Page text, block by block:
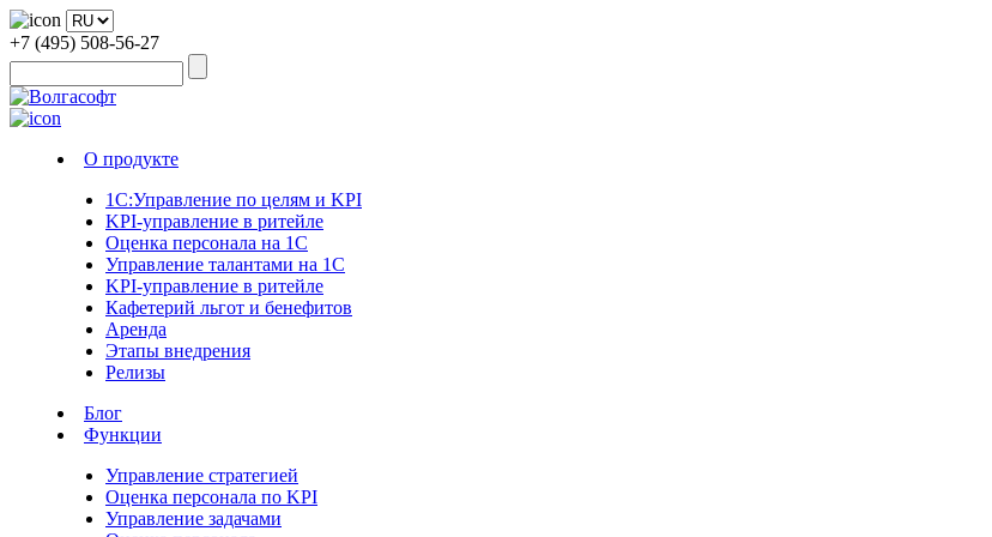
+7 (495) 508-56-27
О продукте
1С:Управление по целям и KPI
KPI-управление в ритейле
Оценка персонала на 1С
Управление талантами на 1С
KPI-управление в ритейле
Кафетерий льгот и бенефитов
Аренда
Этапы внедрения
Релизы
Блог
Функции
Управление стратегией
Оценка персонала по KPI
Управление задачами